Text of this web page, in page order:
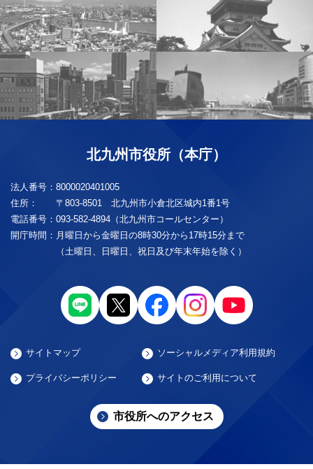
北九州市役所（本庁）
法人番号： 8000020401005
住所：
〒803-8501 北九州市小倉北区城内1番1号
電話番号： 093-582-4894（北九州市コールセンター）
開庁時間： 月曜日から金曜日の8時30分から17時15分まで
（土曜日、日曜日、祝日及び年末年始を除く）
サイトマップ ソーシャルメディア利用規約
プライバシーポリシー サイトのご利用について
市役所へのアクセス